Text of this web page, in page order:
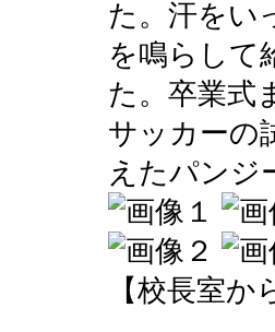
た。汗をい
を鳴らして
た。卒業式
サッカーの
えたパンジ
【校長室か